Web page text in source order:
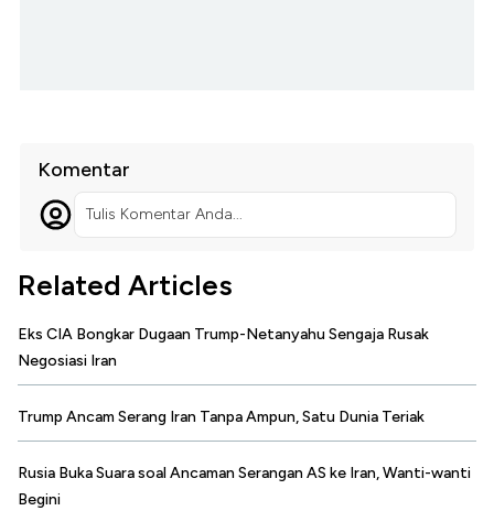
Komentar
Tulis Komentar Anda...
Related Articles
Eks CIA Bongkar Dugaan Trump-Netanyahu Sengaja Rusak
Negosiasi Iran
Trump Ancam Serang Iran Tanpa Ampun, Satu Dunia Teriak
Rusia Buka Suara soal Ancaman Serangan AS ke Iran, Wanti-wanti
Begini